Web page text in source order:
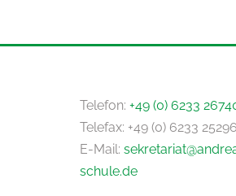
Telefon: +49 (0) 6233
Telefax: +49 (0) 6233 25296
E-Mail:
schule.de